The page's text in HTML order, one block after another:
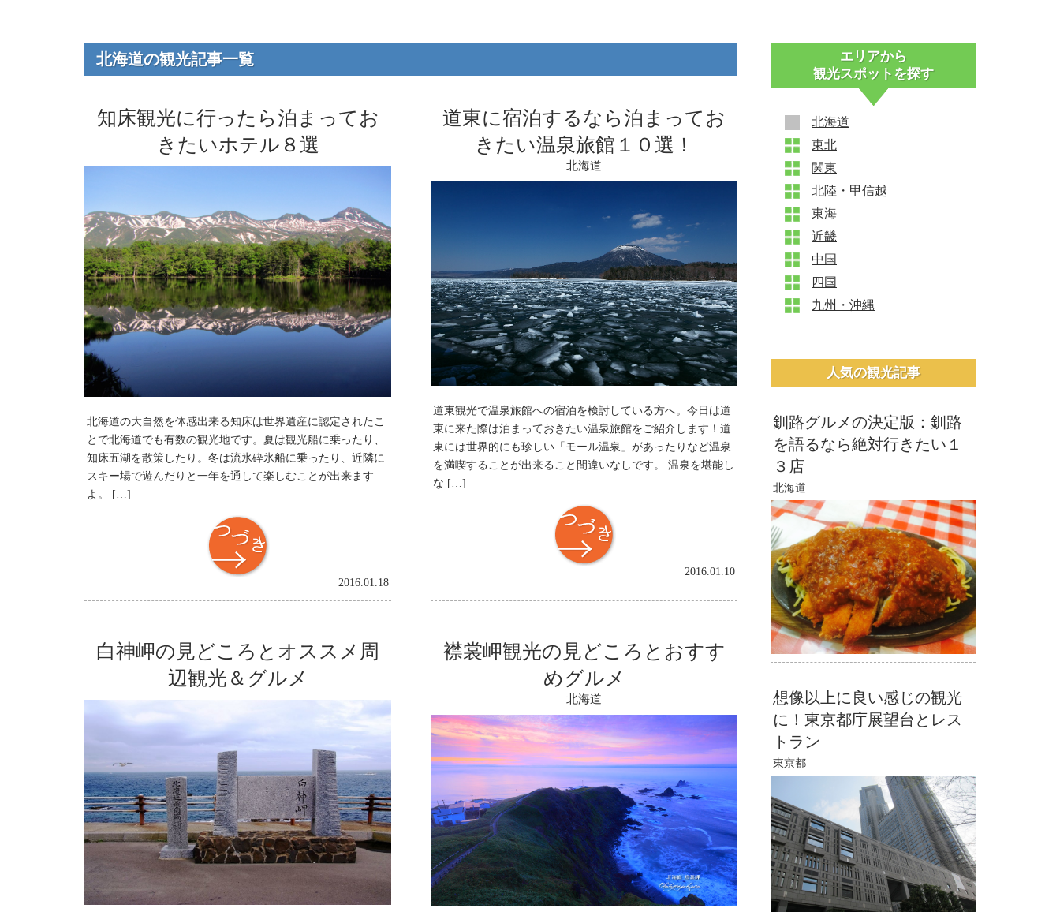
北海道の観光記事一覧
知床観光に行ったら泊まってお
きたいホテル８選
北海道の大自然を体感出来る知床は世界遺産に認定されたこ
とで北海道でも有数の観光地です。夏は観光船に乗ったり、
知床五湖を散策したり。冬は流氷砕氷船に乗ったり、近隣に
スキー場で遊んだりと一年を通して楽しむことが出来ます
よ。 […]
2016.01.18
道東に宿泊するなら泊まってお
きたい温泉旅館１０選！
北海道
道東観光で温泉旅館への宿泊を検討している方へ。今日は道
東に来た際は泊まっておきたい温泉旅館をご紹介します！道
東には世界的にも珍しい「モール温泉」があったりなど温泉
を満喫することが出来ること間違いなしです。 温泉を堪能し
な […]
2016.01.10
白神岬の見どころとオススメ周
辺観光＆グルメ
襟裳岬観光の見どころとおすす
めグルメ
北海道
エリアから
観光スポットを探す
北海道
東北
関東
北陸・甲信越
東海
近畿
中国
四国
九州・沖縄
人気の観光記事
釧路グルメの決定版：釧路
を語るなら絶対行きたい１
３店
北海道
想像以上に良い感じの観光
に！東京都庁展望台とレス
トラン
東京都